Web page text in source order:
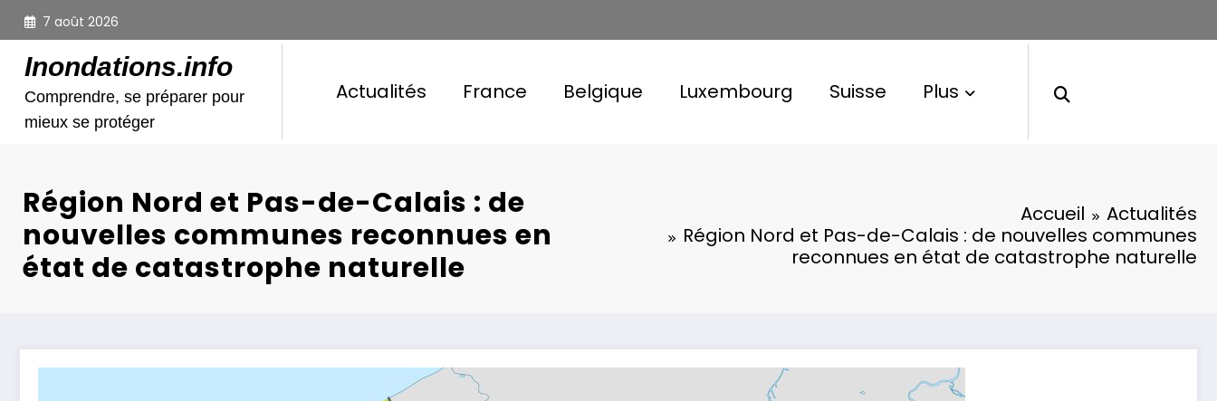
Aller
contenu
7 août 2026
Inondations.info
Comprendre, se préparer pour
mieux se protéger
Actualités France Belgique Luxembourg Suisse Plus
Région Nord et Pas-de-Calais : de
nouvelles communes reconnues en
état de catastrophe naturelle
Accueil
Actualités
Région Nord et Pas-de-Calais : de nouvelles communes
reconnues en état de catastrophe naturelle